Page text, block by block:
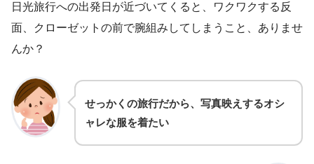
日光旅行への出発日が近づいてくると、ワクワクする反
面、クローゼットの前で腕組みしてしまうこと、ありませ
んか？
せっかくの旅行だから、写真映えするオシ
ャレな服を着たい